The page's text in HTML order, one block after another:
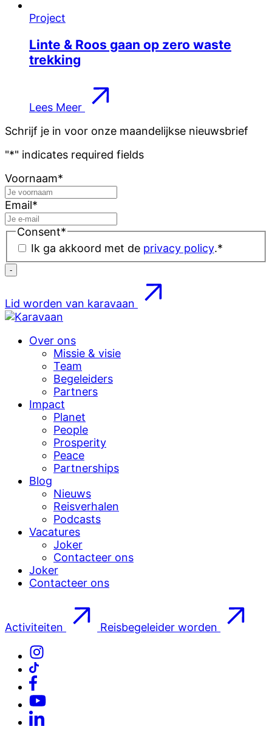
Project
Linte & Roos gaan op zero waste
trekking
Lees Meer
Schrijf je in voor onze maandelijkse nieuwsbrief
"*" indicates required fields
Voornaam*
Email*
Consent*
Ik ga akkoord met de privacy policy.*
Lid worden van karavaan
Over ons
Missie & visie
Team
Begeleiders
Partners
Impact
Planet
People
Prosperity
Peace
Partnerships
Blog
Nieuws
Reisverhalen
Podcasts
Vacatures
Joker
Contacteer ons
Joker
Contacteer ons
Activiteiten Reisbegeleider worden